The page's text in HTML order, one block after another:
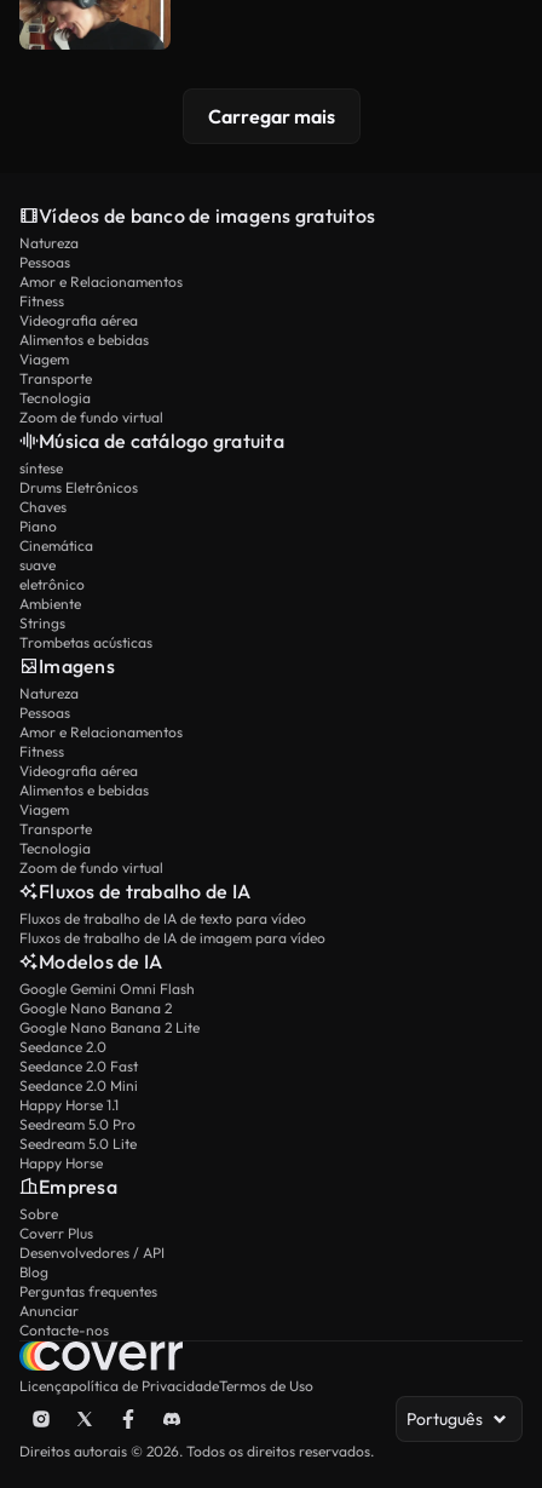
Carregar mais
Vídeos de banco de imagens gratuitos
Natureza
Pessoas
Amor e Relacionamentos
Fitness
Videografia aérea
Alimentos e bebidas
Viagem
Transporte
Tecnologia
Zoom de fundo virtual
Música de catálogo gratuita
síntese
Drums Eletrônicos
Chaves
Piano
Cinemática
suave
eletrônico
Ambiente
Strings
Trombetas acústicas
Imagens
Natureza
Pessoas
Amor e Relacionamentos
Fitness
Videografia aérea
Alimentos e bebidas
Viagem
Transporte
Tecnologia
Zoom de fundo virtual
Fluxos de trabalho de IA
Fluxos de trabalho de IA de texto para vídeo
Fluxos de trabalho de IA de imagem para vídeo
Modelos de IA
Google Gemini Omni Flash
Google Nano Banana 2
Google Nano Banana 2 Lite
Seedance 2.0
Seedance 2.0 Fast
Seedance 2.0 Mini
Happy Horse 1.1
Seedream 5.0 Pro
Seedream 5.0 Lite
Happy Horse
Empresa
Sobre
Coverr Plus
Desenvolvedores / API
Blog
Perguntas frequentes
Anunciar
Contacte-nos
Licençapolítica de PrivacidadeTermos de Uso
Português
Direitos autorais © 2026. Todos os direitos reservados.